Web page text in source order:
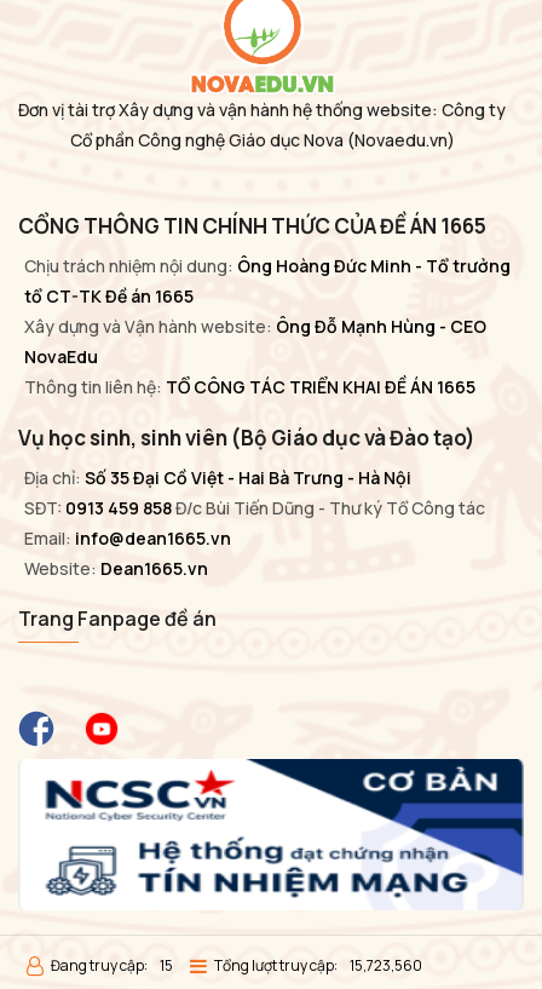
Đơn vị tài trợ Xây dựng và vận hành hệ thống website: Công ty
Cổ phần Công nghệ Giáo dục Nova (Novaedu.vn)
CỔNG THÔNG TIN CHÍNH THỨC CỦA ĐỀ ÁN 1665
Chịu trách nhiệm nội dung: Ông Hoàng Đức Minh - Tổ trưởng
tổ CT-TK Đề án 1665
Xây dựng và Vận hành website: Ông Đỗ Mạnh Hùng - CEO
NovaEdu
Thông tin liên hệ: TỔ CÔNG TÁC TRIỂN KHAI ĐỀ ÁN 1665
Vụ học sinh, sinh viên (Bộ Giáo dục và Đào tạo)
Địa chỉ: Số 35 Đại Cồ Việt - Hai Bà Trưng - Hà Nội
SĐT: 0913 459 858Đ/c Bùi Tiến Dũng - Thư ký Tổ Công tác
Email: info@dean1665.vn
Website: Dean1665.vn
Trang Fanpage đề án
Đang truy cập: 15 Tổng lượt truy cập: 15,723,560